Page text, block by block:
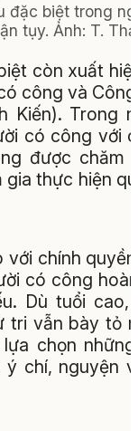
đặc biệt trong
tụy. Ảnh: T.
còn xuất
công và
Kiến). Trong
có công với
được chăm
thực hiện
với chính
có công
Dù tuổi cao,
tri vẫn bày tỏ
chọn
chí, nguyện